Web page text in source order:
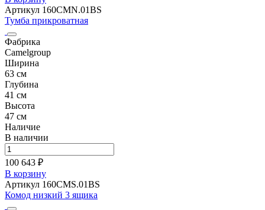
Артикул 160CMN.01BS
Тумба прикроватная
Фабрика
Camelgroup
Ширина
63 см
Глубина
41 см
Высота
47 см
Наличие
В наличии
100 643 ₽
В корзину
Артикул 160CMS.01BS
Комод низкий 3 ящика